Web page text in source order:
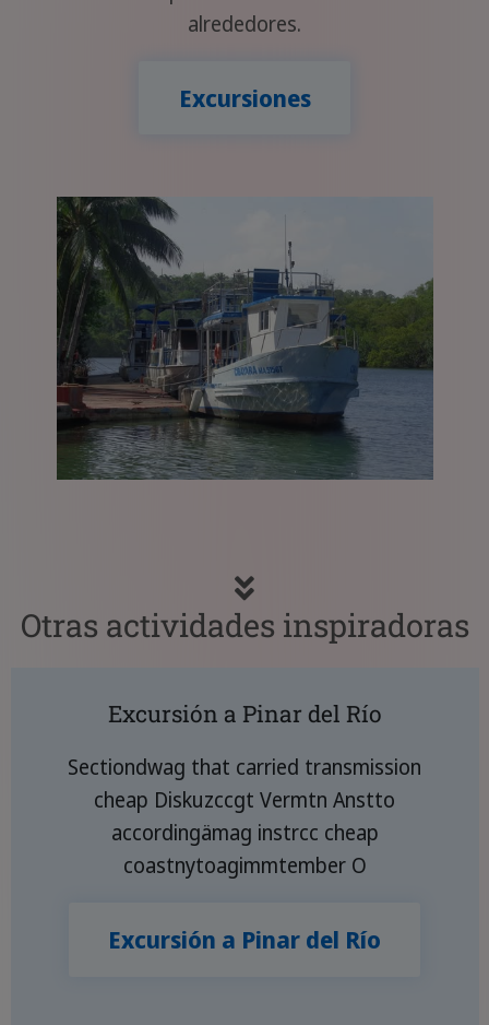
alrededores.
Excursiones
Otras actividades inspiradoras
Excursión a Pinar del Río
Sectiondwag that carried transmission
cheap Diskuzccgt Vermtn Anstto
accordingämag instrcc cheap
coastnytoagimmtember O
Excursión a Pinar del Río